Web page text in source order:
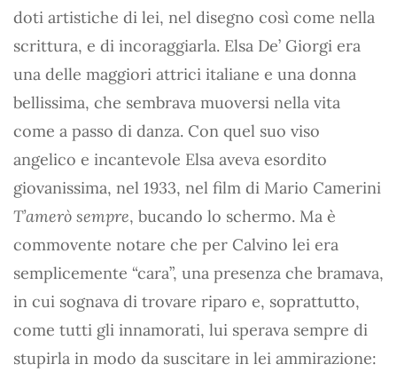
doti artistiche di lei, nel disegno così come nella
scrittura, e di incoraggiarla. Elsa De’ Giorgi era
una delle maggiori attrici italiane e una donna
bellissima, che sembrava muoversi nella vita
come a passo di danza. Con quel suo viso
angelico e incantevole Elsa aveva esordito
giovanissima, nel 1933, nel film di Mario Camerini
T’amerò sempre, bucando lo schermo. Ma è
commovente notare che per Calvino lei era
semplicemente “cara”, una presenza che bramava,
in cui sognava di trovare riparo e, soprattutto,
come tutti gli innamorati, lui sperava sempre di
stupirla in modo da suscitare in lei ammirazione: